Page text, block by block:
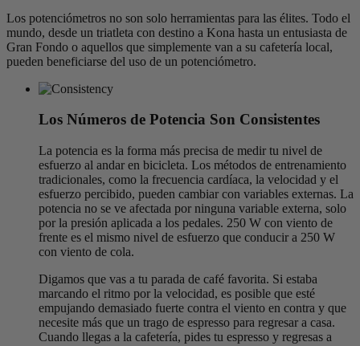
Los potenciómetros no son solo herramientas para las élites. Todo el
mundo, desde un triatleta con destino a Kona hasta un entusiasta de
Gran Fondo o aquellos que simplemente van a su cafetería local,
pueden beneficiarse del uso de un potenciómetro.
Los Números de Potencia Son Consistentes
La potencia es la forma más precisa de medir tu nivel de
esfuerzo al andar en bicicleta. Los métodos de entrenamiento
tradicionales, como la frecuencia cardíaca, la velocidad y el
esfuerzo percibido, pueden cambiar con variables externas. La
potencia no se ve afectada por ninguna variable externa, solo
por la presión aplicada a los pedales. 250 W con viento de
frente es el mismo nivel de esfuerzo que conducir a 250 W
con viento de cola.
Digamos que vas a tu parada de café favorita. Si estaba
marcando el ritmo por la velocidad, es posible que esté
empujando demasiado fuerte contra el viento en contra y que
necesite más que un trago de espresso para regresar a casa.
Cuando llegas a la cafetería, pides tu espresso y regresas a